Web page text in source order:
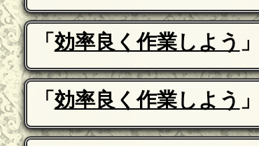
「 効率良く作業しよう 」
「 効率良く作業しよう 」